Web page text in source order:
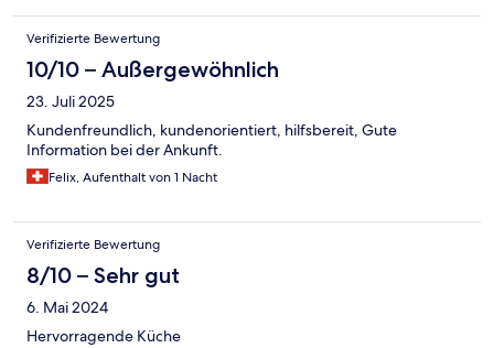
Fluss verwöhnt. Wir werden es auf jeden Fall all unseren
Freunden weiterempfehlen und auch selbst wieder dort
übernachten. Zudem, waren sie unglaublich höflich und
sympathisch mit unserem Kind und die sauberen Zimmer mit
Ritual Produkte waren auf jeden Fall ein plus.
Verifizierte Bewertung
10/10 – Außergewöhnlich
23. Juli 2025
Kundenfreundlich, kundenorientiert, hilfsbereit, Gute
Information bei der Ankunft.
Felix, Aufenthalt von 1 Nacht
Verifizierte Bewertung
8/10 – Sehr gut
6. Mai 2024
Hervorragende Küche